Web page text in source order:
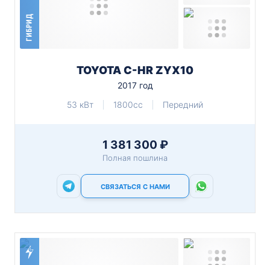
ГИБРИД
TOYOTA C-HR ZYX10
2017 год
53 кВт
1800cc Передний
1 381 300 ₽
Полная пошлина
СВЯЗАТЬСЯ С НАМИ